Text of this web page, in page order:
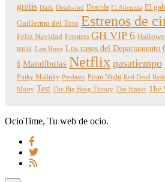
gratis Dark Deadwind Dracula El Alienista El
Guillermo del Toro Estrenos de
Feliz Navidad Frontera GH VIP 6
terror Last Hope Los casos del Departamento
6 Mandíbulas Netflix pasatiempo
Pinky Malinky Predator Prom Night Red Dead
Morty Test The Big Bang Theory The Sinner The
OcioTime, Tu web de ocio.